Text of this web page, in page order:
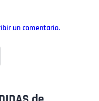
un comentario.